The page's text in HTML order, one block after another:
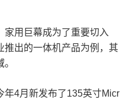
家用巨幕成为了重要切入
推出的一体机产品为例，其
年4月新发布了135英寸Micr